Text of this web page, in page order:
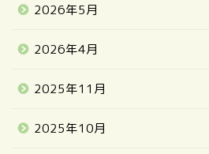
2026年5月
2026年4月
2025年11月
2025年10月